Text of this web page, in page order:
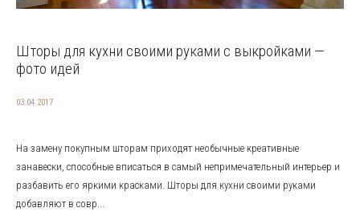
Шторы для кухни своими руками с выкройками —
фото идей
03.04.2017
На замену покупным шторам приходят необычные креативные
занавески, способные вписаться в самый непримечательный интерьер и
разбавить его яркими красками. Шторы для кухни своими руками
добавляют в совр...